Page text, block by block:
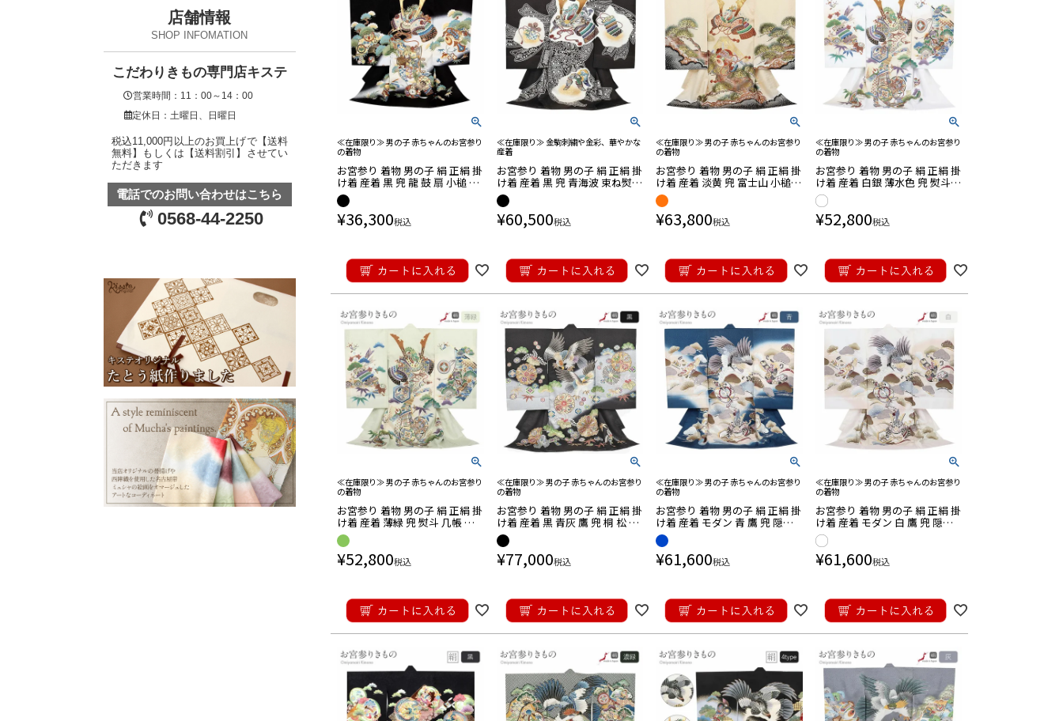
店舗情報
SHOP INFOMATION
こだわりきもの専門店キステ
営業時間：11：00～14：00
定休日：土曜日、日曜日
税込11,000円以上のお買上げで【送料
無料】もしくは【送料割引】させてい
ただきます
電話でのお問い合わせはこちら
0568-44-2250
≪在庫限り≫ 男の子 赤ちゃんのお宮参り
の着物
お宮参り 着物 男の子 絹 正絹 掛
け着 産着 黒 兜 龍 鼓 扇 小槌 松
竹梅 友禅 金彩 新品 販売 購入
きもの 祝い着
¥36,300税込
≪在庫限り≫ 金駒刺繍や金彩、華やかな
産着
お宮参り 着物 男の子 絹 正絹 掛
け着 産着 黒 兜 青海波 束ね熨斗
疋田 鹿の子 吉祥紋 友禅 金駒刺
繍 刺繍 金彩 箔使い 日本製
¥60,500税込
≪在庫限り≫ 男の子 赤ちゃんのお宮参り
の着物
お宮参り 着物 男の子 絹 正絹 掛
け着 産着 淡黄 兜 富士山 小槌
針松 疋田風鹿の子 吉祥紋 友禅
金駒刺繍 金銀刺繍 金彩 箔 新品
日本製
¥63,800税込
≪在庫限り≫ 男の子 赤ちゃんのお宮参り
の着物
お宮参り 着物 男の子 絹 正絹 掛
け着 産着 白銀 薄水色 兜 熨斗
几帳 小槌 鼓 軍配 甲冑 三つ矢
武具 宝尽くし 吉祥紋
¥52,800税込
≪在庫限り≫ 男の子 赤ちゃんのお宮参り
の着物
お宮参り 着物 男の子 絹 正絹 掛
け着 産着 薄緑 兜 熨斗 几帳 小
槌 鼓 軍配 甲冑 三つ矢 武具 宝
尽くし 吉祥紋 友禅
¥52,800税込
≪在庫限り≫ 男の子 赤ちゃんのお宮参り
の着物
お宮参り 着物 男の子 絹 正絹 掛
け着 産着 黒 青灰 鷹 兜 桐 松 竹
宝尽くし 亀甲 吉祥紋 友禅 刺繍
金彩 ぼかし 新品 日本製
¥77,000税込
≪在庫限り≫ 男の子 赤ちゃんのお宮参り
の着物
お宮参り 着物 男の子 絹 正絹 掛
け着 産着 モダン 青 鷹 兜 隠れ
笠 鐙 馬具 軍配 宝尽くし 吉祥紋
友禅 銀駒刺繍 銀彩 ぼかし 新品
日本製
¥61,600税込
≪在庫限り≫ 男の子 赤ちゃんのお宮参り
の着物
お宮参り 着物 男の子 絹 正絹 掛
け着 産着 モダン 白 鷹 兜 隠れ
笠 鐙 馬具 軍配 宝尽くし 吉祥紋
友禅 銀駒刺繍 銀彩 ぼかし 新品
日本製
¥61,600税込